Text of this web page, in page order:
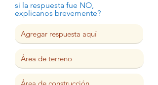
si la respuesta fue NO,
explicanos brevemente?